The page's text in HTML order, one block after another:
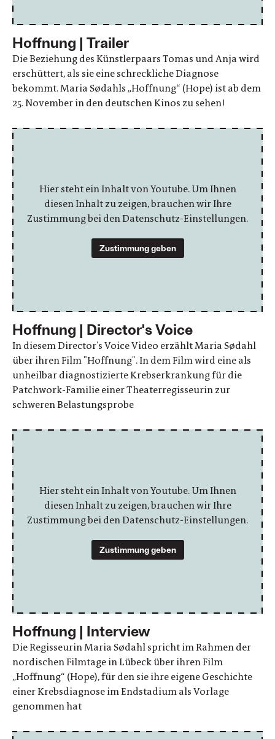
Hoffnung | Trailer
Die Beziehung des Künstlerpaars Tomas und Anja wird
erschüttert, als sie eine schreckliche Diagnose
bekommt. Maria Sødahls „Hoffnung“ (Hope) ist ab dem
25. November in den deutschen Kinos zu sehen!
Hier steht ein Inhalt von Youtube. Um Ihnen
diesen Inhalt zu zeigen, brauchen wir Ihre
Zustimmung bei den Datenschutz-Einstellungen.
Zustimmung geben
Hoffnung | Director's Voice
In diesem Director's Voice Video erzählt Maria Sødahl
über ihren Film "Hoffnung". In dem Film wird eine als
unheilbar diagnostizierte Krebserkrankung für die
Patchwork-Familie einer Theaterregisseurin zur
schweren Belastungsprobe
Hier steht ein Inhalt von Youtube. Um Ihnen
diesen Inhalt zu zeigen, brauchen wir Ihre
Zustimmung bei den Datenschutz-Einstellungen.
Zustimmung geben
Hoffnung | Interview
Die Regisseurin Maria Sødahl spricht im Rahmen der
nordischen Filmtage in Lübeck über ihren Film
„Hoffnung“ (Hope), für den sie ihre eigene Geschichte
einer Krebsdiagnose im Endstadium als Vorlage
genommen hat